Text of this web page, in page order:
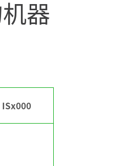
器
ISx000